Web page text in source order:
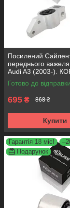
Посилений
переднього важеля
Audi A3 (2003-).
Acsuss! 34762 ,
VKDS331004
Готово до відправки
695 ₴ 868 ₴
Купити
Гарантія 18 міс!
Подарунок